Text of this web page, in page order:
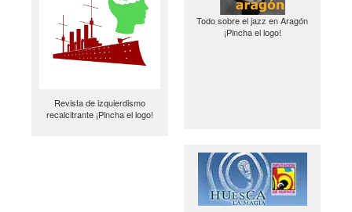
Revista de izquierdismo
recalcitrante ¡Pincha el logo!
Todo sobre el jazz en Aragón
¡Pincha el logo!